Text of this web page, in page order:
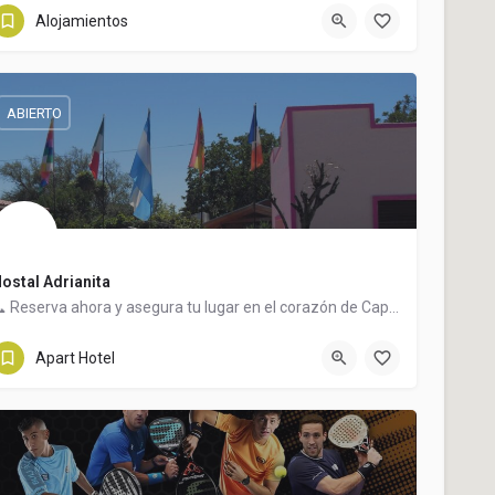
Alojamientos
Adrianita
3548585627
ABIERTO
Apart Hotel